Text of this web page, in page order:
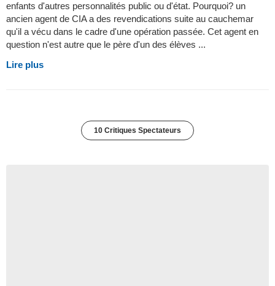
enfants d'autres personnalités public ou d'état. Pourquoi? un
ancien agent de CIA a des revendications suite au cauchemar
qu'il a vécu dans le cadre d'une opération passée. Cet agent en
question n'est autre que le père d'un des élèves ...
Lire plus
10 Critiques Spectateurs